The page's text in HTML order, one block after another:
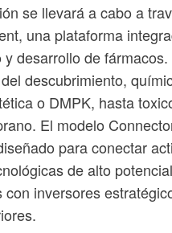
se llevará a cabo a
una plataforma
desarrollo de
descubrimiento,
o DMPK, hasta
El modelo
para conectar
de alto
con inversores